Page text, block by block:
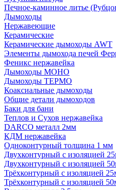
Печное-каминное литье
Дымоходы
Нержавеющие
Керамические
Керамические дымоходы AWT
Элементы дымохода печей
Феникс нержавейка
Дымоходы МОНО
Дымоходы ТЕРМО
Коаксиальные дымоходы
Общие детали дымоходов
Баки для бани
Теплов и Сухов нержавейка
DARCO металл 2мм
КДМ нержавейка
Одноконтурный толщина 1 мм
Двухконтурный с изоляцией
Двухконтурный с изоляцией
Трёхконтурный с изоляцией
Трёхконтурный с изоляцией